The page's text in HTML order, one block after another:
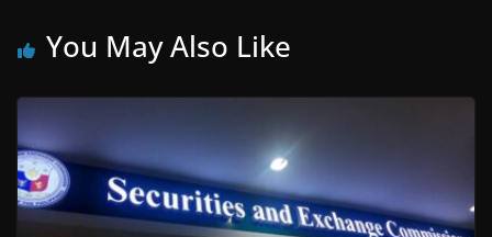
You May Also Like